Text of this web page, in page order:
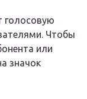
голосовую
Чтобы
или
значок